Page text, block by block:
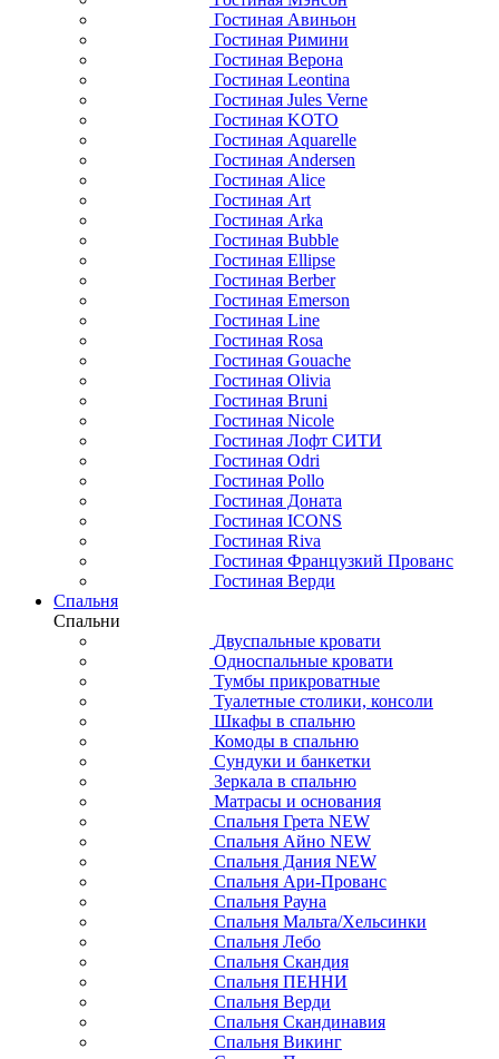
Гостиная Авиньон
Гостиная Римини
Гостиная Верона
Гостиная Leontina
Гостиная Jules Verne
Гостиная KOTO
Гостиная Aquarelle
Гостиная Andersen
Гостиная Alice
Гостиная Art
Гостиная Arka
Гостиная Bubble
Гостиная Ellipse
Гостиная Berber
Гостиная Emerson
Гостиная Line
Гостиная Rosa
Гостиная Gouache
Гостиная Olivia
Гостиная Bruni
Гостиная Nicole
Гостиная Лофт СИТИ
Гостиная Odri
Гостиная Pollo
Гостиная Доната
Гостиная ICONS
Гостиная Riva
Гостиная Французкий Прованс
Гостиная Верди
Спальня
Спальни
Двуспальные кровати
Односпальные кровати
Тумбы прикроватные
Туалетные столики, консоли
Шкафы в спальню
Комоды в спальню
Сундуки и банкетки
Зеркала в спальню
Матрасы и основания
Спальня Грета NEW
Спальня Айно NEW
Спальня Дания NEW
Спальня Ари-Прованс
Спальня Рауна
Спальня Мальта/Хельсинки
Спальня Лебо
Спальня Скандия
Спальня ПЕННИ
Спальня Верди
Спальня Скандинавия
Спальня Викинг